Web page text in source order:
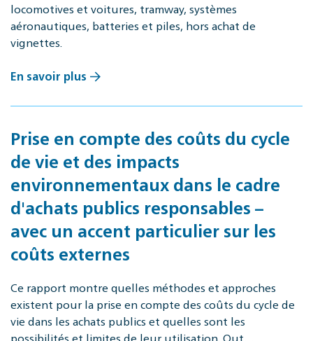
locomotives et voitures, tramway, systèmes
aéronautiques, batteries et piles, hors achat de
vignettes.
En savoir plus
Prise en compte des coûts du cycle
de vie et des impacts
environnementaux dans le cadre
d'achats publics responsables –
avec un accent particulier sur les
coûts externes
Ce rapport montre quelles méthodes et approches
existent pour la prise en compte des coûts du cycle de
vie dans les achats publics et quelles sont les
possibilités et limites de leur utilisation. Out…